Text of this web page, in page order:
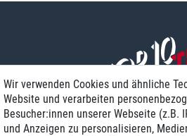
Wir verwenden Cookies und ähnliche
Website und verarbeiten
Besucher:innen unserer Webseite (z.B.
und Anzeigen zu personalisieren,